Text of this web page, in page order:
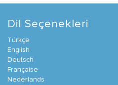
Dil Seçenekleri
Türkçe
English
Deutsch
Française
Nederlands